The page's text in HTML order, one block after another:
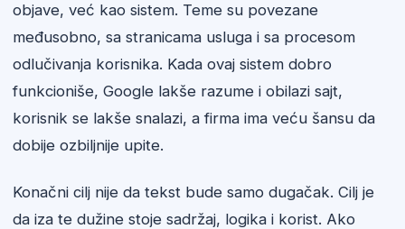
objave, već kao sistem. Teme su povezane
međusobno, sa stranicama usluga i sa procesom
odlučivanja korisnika. Kada ovaj sistem dobro
funkcioniše, Google lakše razume i obilazi sajt,
korisnik se lakše snalazi, a firma ima veću šansu da
dobije ozbiljnije upite.
Konačni cilj nije da tekst bude samo dugačak. Cilj je
da iza te dužine stoje sadržaj, logika i korist. Ako